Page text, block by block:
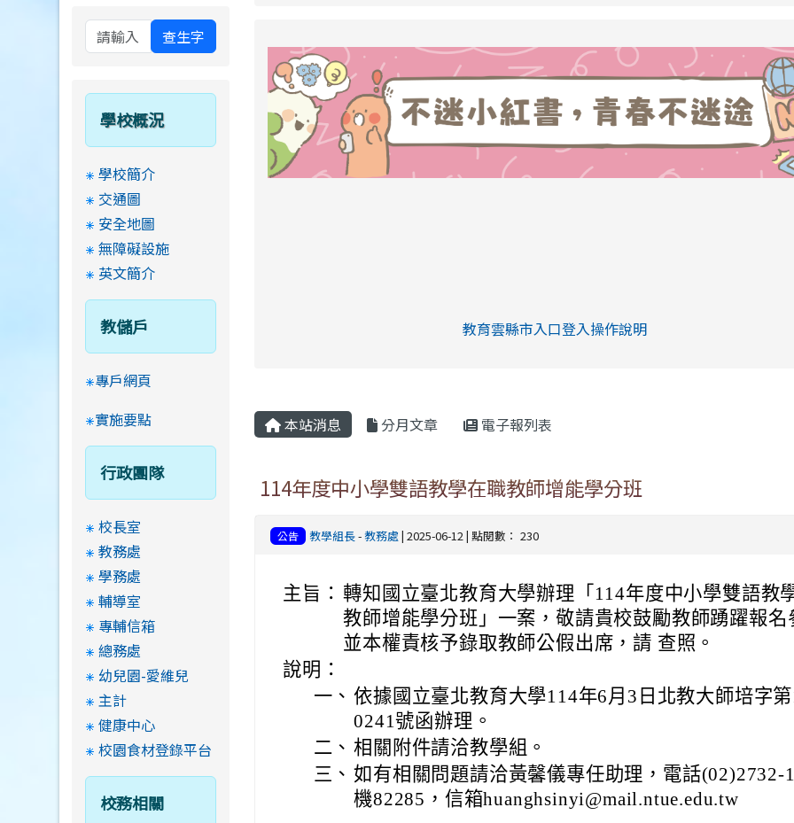
link to https://eliteracy.edu.tw/
link to https://eliteracy.edu.tw/Shorts/
教育雲縣市入口登入操作說明
link to https://eliteracy.edu.tw/
本站消息 分月文章 電子報列表
114年度中小學雙語教學在職教師增能學分班
公告 教學組長-教務處 | 2025-06-12 | 點閱數： 230
主旨： 轉知國立臺北教育大學辦理「114年度中小學雙語教
教師增能學分班」一案，敬請貴校鼓勵教師踴躍報名
並本權責核予錄取教師公假出席，請 查照。
說明：
一、 依據國立臺北教育大學114年6月3日北教大師培字
0241號函辦理。
二、 相關附件請洽教學組。
三、 如有相關問題請洽黃馨儀專任助理，電話(02)2732-
機82285，信箱huanghsinyi@mail.ntue.edu.tw
查生字
學校概況
學校簡介
交通圖
安全地圖
無障礙設施
英文簡介
教儲戶
專戶網頁
實施要點
行政團隊
校長室
教務處
學務處
輔導室
專輔信箱
總務處
幼兒園-愛維兒
主計
健康中心
校園食材登錄平台
校務相關